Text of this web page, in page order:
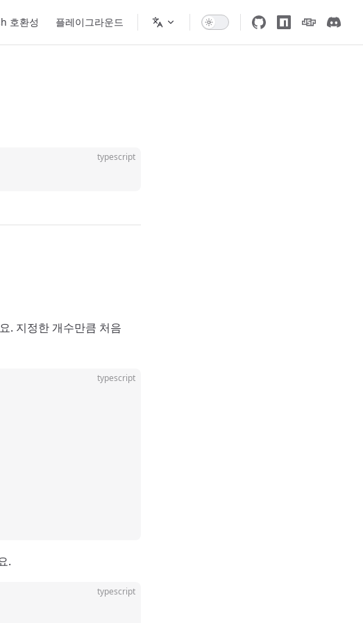
호환성 플레이그라운드
typescript
. 지정한 개수만큼 처음
typescript
.
typescript